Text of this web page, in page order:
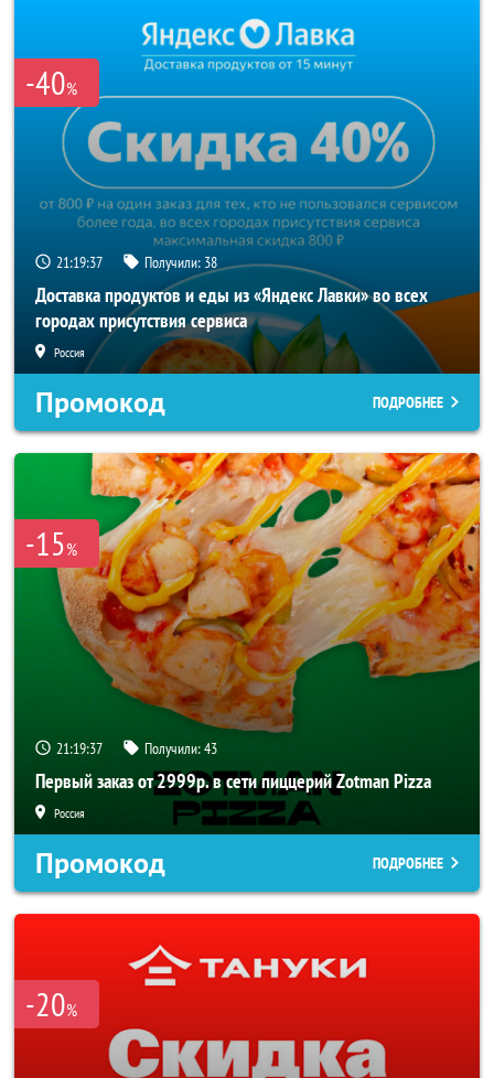
-40%
21:19:36 Получили: 38
Доставка продуктов и еды из «Яндекс Лавки» во всех
городах присутствия сервиса
Россия
Промокод ПОДРОБНЕЕ
-15%
21:19:36 Получили:43
Первый заказ от 2999р. в сети пиццерий Zotman Pizza
Россия
Промокод ПОДРОБНЕЕ
-20%